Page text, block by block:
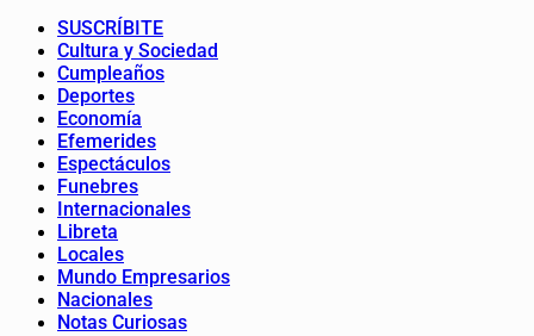
SUSCRÍBITE
Cultura y Sociedad
Cumpleaños
Deportes
Economía
Efemerides
Espectáculos
Funebres
Internacionales
Libreta
Locales
Mundo Empresarios
Nacionales
Notas Curiosas